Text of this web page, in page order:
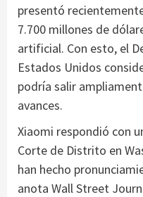
presentó
7.700 millones de
artificial. Con esto, el
Estados Unidos
podría salir
avances.
Xiaomi respondió con
Corte de Distrito en
han hecho
anota Wall Street